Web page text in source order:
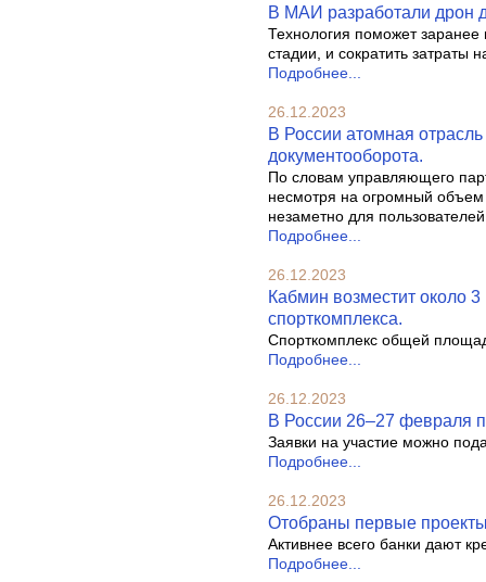
В МАИ разработали дрон
Технология поможет
стадии, и сократить затраты
Подробнее...
26.12.2023
В России атомная
документооборота.
По словам управляющего
несмотря на огромный
незаметно для
Подробнее...
26.12.2023
Кабмин возместит около
спорткомплекса.
Спорткомплекс общей
Подробнее...
26.12.2023
В России 26–27 февраля
Заявки на участие можно
Подробнее...
26.12.2023
Отобраны первые проекты
Активнее всего банки дают
Подробнее...